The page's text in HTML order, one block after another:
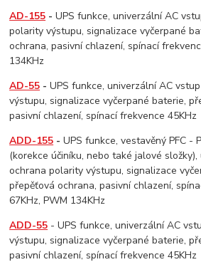
AD-155 -UPS funkce, univerzální AC
polarity výstupu, signalizace vyčerpané
ochrana, pasivní chlazení, spínací
134KHz
AD-55 -UPS funkce, univerzální AC
výstupu, signalizace vyčerpané baterie,
pasivní chlazení, spínací frekvence 45KHz
ADD-155 -UPS funkce, vestavěný PFC -
(korekce účiníku, nebo také jalové
ochrana polarity výstupu, signalizace
přepěťová ochrana, pasivní chlazení,
67KHz, PWM 134KHz
ADD-55 - UPS funkce, univerzální AC
výstupu, signalizace vyčerpané baterie,
pasivní chlazení, spínací frekvence 45KHz